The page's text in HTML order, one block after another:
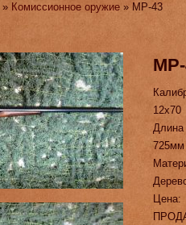
» Комиссионное оружие » МР-43
12х70
725мм
Цена: